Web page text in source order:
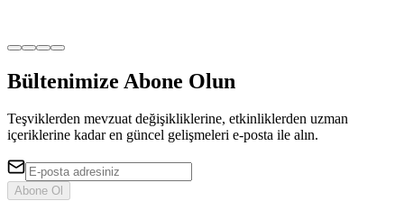
Bültenimize Abone Olun
Teşviklerden mevzuat değişikliklerine, etkinliklerden uzman
içeriklerine kadar en güncel gelişmeleri e-posta ile alın.
Abone Ol